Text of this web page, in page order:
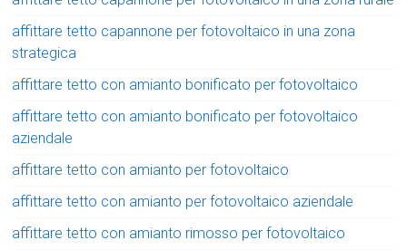
affittare tetto capannone per fotovoltaico in una zona
strategica
affittare tetto con amianto bonificato per fotovoltaico
affittare tetto con amianto bonificato per fotovoltaico
aziendale
affittare tetto con amianto per fotovoltaico
affittare tetto con amianto per fotovoltaico aziendale
affittare tetto con amianto rimosso per fotovoltaico